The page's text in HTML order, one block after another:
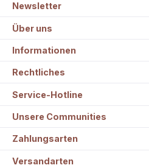
Newsletter
Über uns
Informationen
Rechtliches
Service-Hotline
Unsere Communities
Zahlungsarten
Versandarten